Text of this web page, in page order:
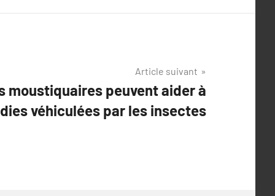
Article suivant
moustiquaires peuvent aider à
véhiculées par les insectes